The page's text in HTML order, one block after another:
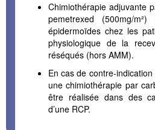
Chimiothérapie adjuvante
pemetrexed (500mg/
épidermoïdes chez les
physiologique de la
réséqués (hors AMM).
En cas de contre-
une chimiothérapie par
être réalisée dans des
d’une RCP.